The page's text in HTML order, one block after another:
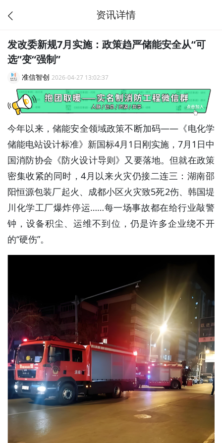
资讯详情
发改委新规7月实施：政策趋严储能安全从“可
选”变“强制”
准信智创 2026-04-27 13:02:37
今年以来，储能安全领域政策不断加码——《电化学
储能电站设计标准》新国标4月1日刚实施，7月1日中
国消防协会《防火设计导则》又要落地。但就在政策
密集收紧的同时，4月以来火灾仍接二连三：湖南邵
阳恒源包装厂起火、成都小区火灾致5死2伤、韩国堤
川化学工厂爆炸停运……每一场事故都在给行业敲警
钟，设备积尘、运维不到位，仍是许多企业绕不开
的“硬伤”。